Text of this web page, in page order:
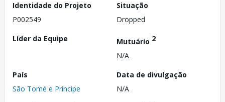
Identidade do Projeto
P002549
Situação
Dropped
Líder da Equipe
Mutuário 2
N/A
País
São Tomé e Príncipe
Data de divulgação
N/A